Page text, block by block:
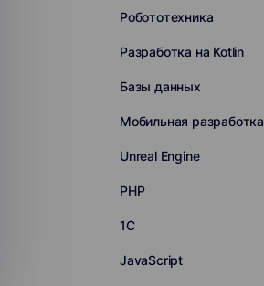
Робототехника
Разработка на Kotlin
Базы данных
Мобильная разработка
Unreal Engine
PHP
1С
JavaScript